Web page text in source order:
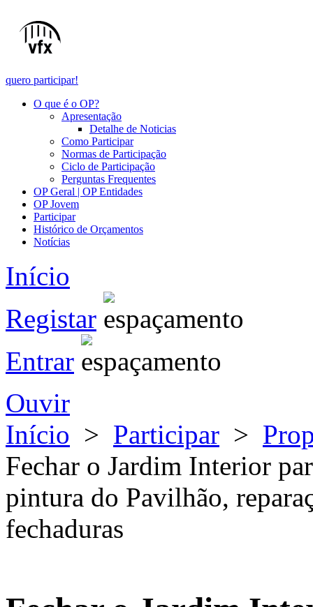
quero participar!
O que é o OP?
Apresentação
Detalhe de Noticias
Como Participar
Normas de Participação
Ciclo de Participação
Perguntas Frequentes
OP Geral | OP Entidades
OP Jovem
Participar
Histórico de Orçamentos
Notícias
Início
Registar
Entrar
Ouvir
Início > Participar >
Fechar o Jardim Interior
pintura do Pavilhão,
fechaduras